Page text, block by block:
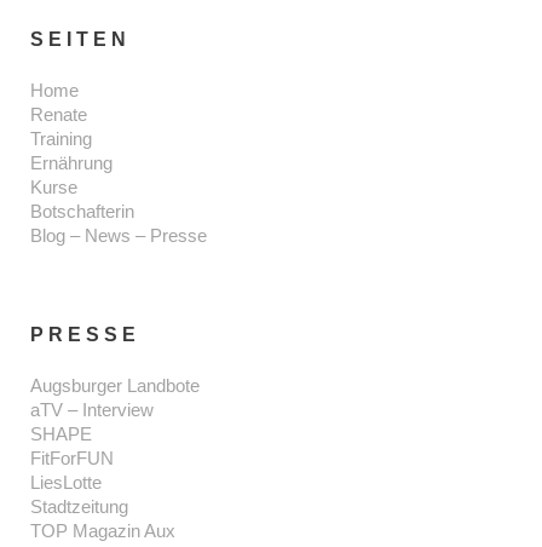
SEITEN
Home
Renate
Training
Ernährung
Kurse
Botschafterin
Blog – News – Presse
PRESSE
Augsburger Landbote
aTV – Interview
SHAPE
FitForFUN
LiesLotte
Stadtzeitung
TOP Magazin Aux